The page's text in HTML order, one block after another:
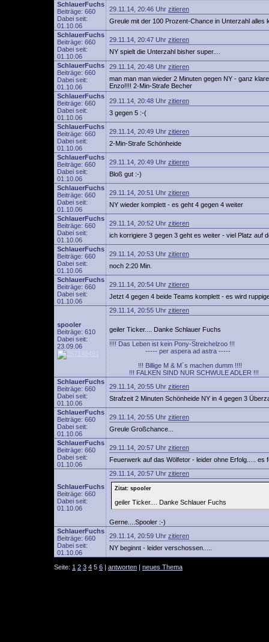
SchlauerFuchs
Beiträge: 660
Dabei seit:
01.10.06
29.11.14, 20:46 Uhr zitieren
Greule mit der 100 Prozent-Chance in Unterzahl alles
SchlauerFuchs
Beiträge: 660
Dabei seit:
01.10.06
29.11.14, 20:47 Uhr zitieren
NY spielt die Unterzahl bisher super....
SchlauerFuchs
Beiträge: 660
Dabei seit:
01.10.06
29.11.14, 20:48 Uhr zitieren
man man man wieder 2 Minuten gegen NY - ganz
Enzo!!!! 2-Min-Strafe Becher
SchlauerFuchs
Beiträge: 660
Dabei seit:
01.10.06
29.11.14, 20:48 Uhr zitieren
3 gegen 5 :-(
SchlauerFuchs
Beiträge: 660
Dabei seit:
01.10.06
29.11.14, 20:49 Uhr zitieren
2-Min-Strafe Schönheide
SchlauerFuchs
Beiträge: 660
Dabei seit:
01.10.06
29.11.14, 20:49 Uhr zitieren
Bloß gut :-)
SchlauerFuchs
Beiträge: 660
Dabei seit:
01.10.06
29.11.14, 20:51 Uhr zitieren
NY wieder komplett - es geht 4 gegen 4 weiter
SchlauerFuchs
Beiträge: 660
Dabei seit:
01.10.06
29.11.14, 20:52 Uhr zitieren
ich korrigiere 3 gegen 3 geht es weiter - viel Platz auf
SchlauerFuchs
Beiträge: 660
Dabei seit:
01.10.06
29.11.14, 20:53 Uhr zitieren
noch 2:20 Min.
SchlauerFuchs
Beiträge: 660
Dabei seit:
01.10.06
29.11.14, 20:54 Uhr zitieren
Jetzt 4 gegen 4 beide Teams komplett - es wird
spooler
Beiträge: 610
Dabei seit:
23.09.06
29.11.14, 20:55 Uhr zitieren
geiler Ticker.... Danke Schlauer Fuchs
!!!! Das Leben ist kein Pony-Streichelzoo !!!
----- per aspera ad astra -----
!!! Billige M & M´s machen dumm !!!!
!!! FALKEN SIND NUR SCHWULE ADLER !!!
SchlauerFuchs
Beiträge: 660
Dabei seit:
01.10.06
29.11.14, 20:55 Uhr zitieren
Strafzeit 2 Minuten Schönheide NY in 4 gegen 3
SchlauerFuchs
Beiträge: 660
Dabei seit:
01.10.06
29.11.14, 20:55 Uhr zitieren
Greule Großchance...
SchlauerFuchs
Beiträge: 660
Dabei seit:
01.10.06
29.11.14, 20:57 Uhr zitieren
Feuerwerk auf das Wölfetor - leider ohne Erfolg..... es
SchlauerFuchs
Beiträge: 660
Dabei seit:
01.10.06
29.11.14, 20:57 Uhr zitieren
Zitat: spooler
geiler Ticker.... Danke Schlauer Fuchs
Gerne....Spooler :-)
SchlauerFuchs
Beiträge: 660
Dabei seit:
01.10.06
29.11.14, 20:59 Uhr zitieren
NY beginnt - leider verschossen.....
Seite: 1 2 3 4 5 6 | antworten | neues Thema